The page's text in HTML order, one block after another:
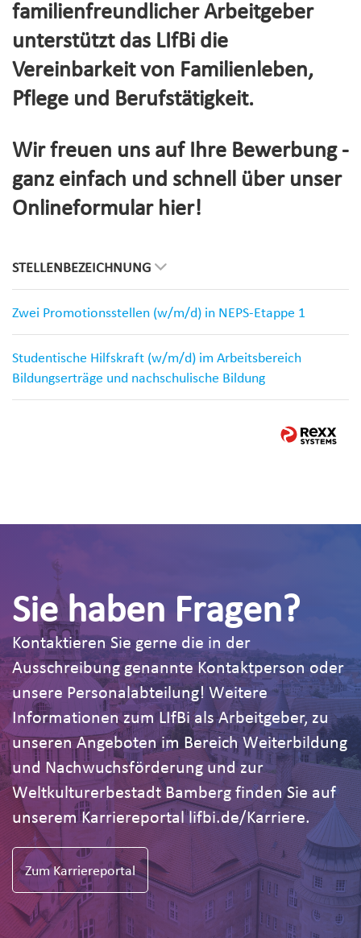
familienfreundlicher Arbeitgeber
unterstützt das LIfBi die
Vereinbarkeit von Familienleben,
Pflege und Berufstätigkeit.
Wir freuen uns auf Ihre Bewerbung -
ganz einfach und schnell über unser
Onlineformular hier!
STELLENBEZEICHNUNG
Zwei Promotionsstellen (w/m/d) in NEPS-Etappe 1
Studentische Hilfskraft (w/m/d) im Arbeitsbereich
Bildungserträge und nachschulische Bildung
Sie haben Fragen?
Kontaktieren Sie gerne die in der
Ausschreibung genannte Kontaktperson oder
unsere Personalabteilung! Weitere
Informationen zum LIfBi als Arbeitgeber, zu
unseren Angeboten im Bereich Weiterbildung
und Nachwuchsförderung und zur
Weltkulturerbestadt Bamberg finden Sie auf
unserem Karriereportal lifbi.de/Karriere.
Zum Karriereportal